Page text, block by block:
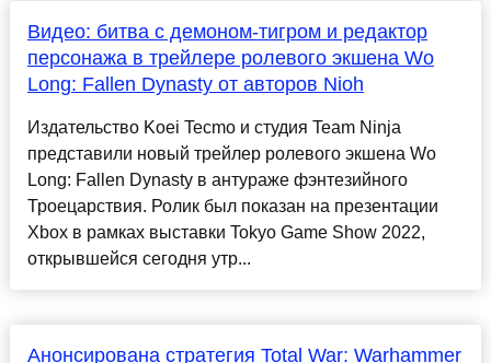
Видео: битва с демоном-тигром и редактор
персонажа в трейлере ролевого экшена Wo
Long: Fallen Dynasty от авторов Nioh
Издательство Koei Tecmo и студия Team Ninja
представили новый трейлер ролевого экшена Wo
Long: Fallen Dynasty в антураже фэнтезийного
Троецарствия. Ролик был показан на презентации
Xbox в рамках выставки Tokyo Game Show 2022,
открывшейся сегодня утр...
Анонсирована стратегия Total War: Warhammer